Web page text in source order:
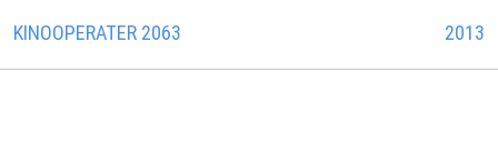
KINOOPERATER 2063 2013